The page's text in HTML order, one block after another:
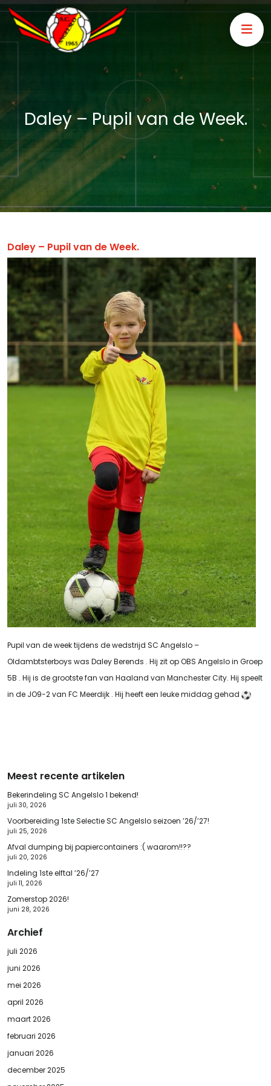
Daley – Pupil van de Week.
Daley – Pupil van de Week.
Pupil van de week tijdens de wedstrijd SC Angelslo –
Oldambtsterboys was Daley Berends . Hij zit op OBS Angelslo in Groep
5B . Hij is de grootste fan van Haaland van Manchester City. Hij speelt
in de JO9-2 van FC Meerdijk . Hij heeft een leuke middag gehad
Meest recente artikelen
Bekerindeling SC Angelslo 1 bekend!
juli 30, 2026
Voorbereiding 1ste Selectie SC Angelslo seizoen ’26/’27!
juli 25, 2026
Afval dumping bij papiercontainers :( waarom!!??
juli 20, 2026
Indeling 1ste elftal ’26/’27
juli 11, 2026
Zomerstop 2026!
juni 28, 2026
Archief
juli 2026
juni 2026
mei 2026
april 2026
maart 2026
februari 2026
januari 2026
december 2025